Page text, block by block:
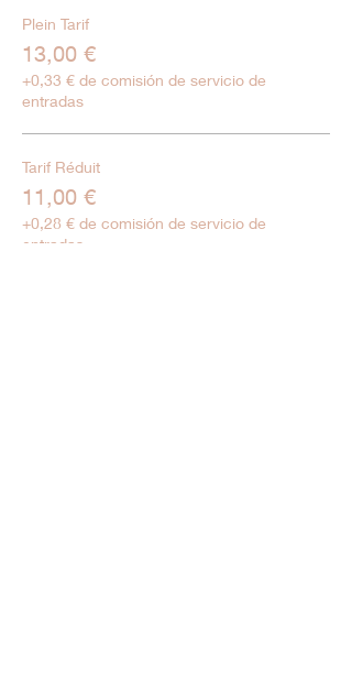
Plein Tarif
13,00 €
+0,33 € de comisión de servicio de
entradas
Tarif Réduit
11,00 €
+0,28 € de comisión de servicio de
entradas